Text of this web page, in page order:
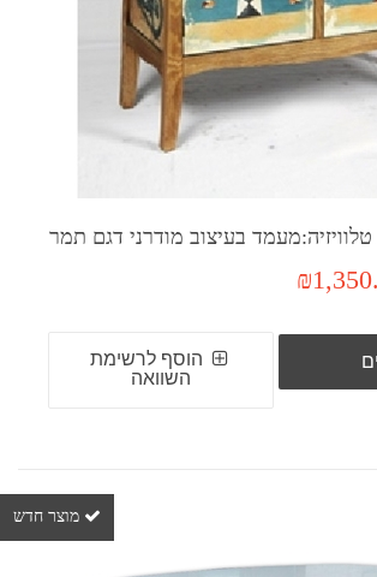
טלוויזיה:מעמד בעיצוב מודרני דגם תמר
הוסף לרשימת
השוואה
מוצר חדש